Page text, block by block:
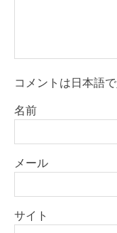
コメントは日本語
名前
メール
サイト